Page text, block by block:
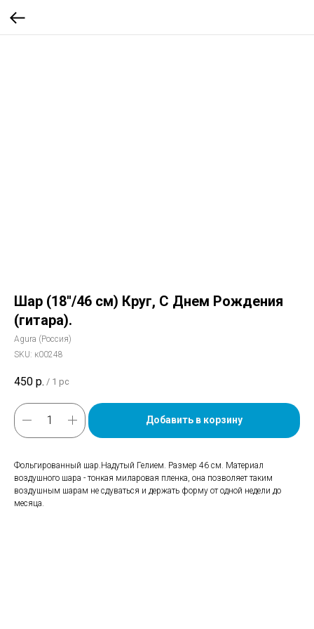
Шар (18''/46 см) Круг, С Днем Рождения
(гитара).
Agura (Россия)
SKU: к00248
450 р. / 1 pc
Добавить в корзину
Фольгированный шар.Надутый Гелием. Размер 46 см. Материал
воздушного шара - тонкая миларовая пленка, она позволяет таким
воздушным шарам не сдуваться и держать форму от одной недели до
месяца.